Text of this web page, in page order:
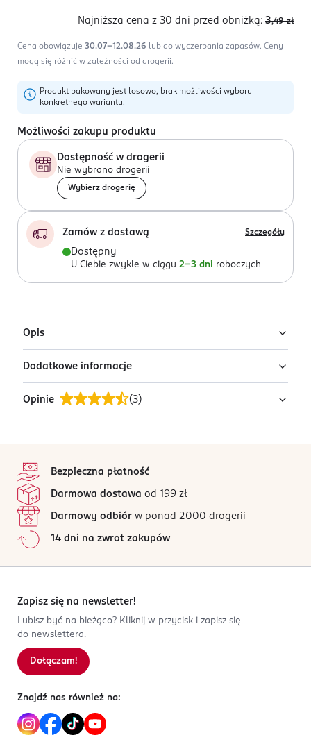
Najniższa cena z 30 dni przed obniżką: 3,49 zł
Cena obowiązuje 30.07-12.08.26 lub do wyczerpania zapasów. Ceny
mogą się różnić w zależności od drogerii.
Produkt pakowany jest losowo, brak możliwości wyboru
konkretnego wariantu.
Możliwości zakupu produktu
Dostępność w drogerii
Nie wybrano drogerii
Wybierz drogerię
Zamów z dostawą Szczegóły
Dostępny
U Ciebie zwykle w ciągu 2-3 dni roboczych
Opis
Uwaga: wysyłamy losowy wariant!
Produkt występuje w różnych wariantach i pakowany
jest losowo. Zdjęcia pokazują przykładowe warianty.
Torebka papierowa na prezenty. Kształt podłużny.
Kolor tektury, na całej szerokości napisy "BEST WISHES".
Dodatkowe informacje
PRODUCENT/PODMIOT ODPOWIEDZIALNY
Canpol Art&Smart spółka komandytowa
Wysogotowo
katarzyna.gwardys@canpol.poznan.pl
504103507
PL-Polska
Kod EAN
Opinie (3)
Wszystkie opinie są zweryfikowane zakupem.
4
0%
2
1
0%
Sortowanie wg
Bezpieczna płatność
Darmowa dostawa od 199 zł
Darmowy odbiór w ponad 2000 drogerii
14 dni na zwrot zakupów
Zapisz się na newsletter!
Lubisz być na bieżąco? Kliknij w przycisk i zapisz się
do newslettera.
Dołączam!
Znajdź nas również na: